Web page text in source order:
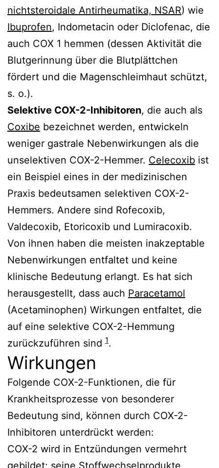
nichtsteroidale Antirheumatika, NSAR) wie
Ibuprofen, Indometacin oder Diclofenac, die
auch COX 1 hemmen (dessen Aktivität die
Blutgerinnung über die Blutplättchen
fördert und die Magenschleimhaut schützt,
s. o.).
Selektive COX-2-Inhibitoren, die auch als
Coxibe bezeichnet werden, entwickeln
weniger gastrale Nebenwirkungen als die
unselektiven COX-2-Hemmer. Celecoxib ist
ein Beispiel eines in der medizinischen
Praxis bedeutsamen selektiven COX-2-
Hemmers. Andere sind Rofecoxib,
Valdecoxib, Etoricoxib und Lumiracoxib.
Von ihnen haben die meisten inakzeptable
Nebenwirkungen entfaltet und keine
klinische Bedeutung erlangt. Es hat sich
herausgestellt, dass auch Paracetamol
(Acetaminophen) Wirkungen entfaltet, die
auf eine selektive COX-2-Hemmung
zurückzuführen sind 1.
Wirkungen
Folgende COX-2-Funktionen, die für
Krankheitsprozesse von besonderer
Bedeutung sind, können durch COX-2-
Inhibitoren unterdrückt werden:
COX-2 wird in Entzündungen vermehrt
gebildet; seine Stoffwechselprodukte